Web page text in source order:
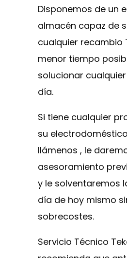
Disponemos de un
almacén capaz de
cualquier recambio
menor tiempo
solucionar
día.
Si tiene cualquier
su
llámenos , le
asesoramiento
y le solventaremos
día de hoy mismo
sobrecostes.
Servicio Técnico